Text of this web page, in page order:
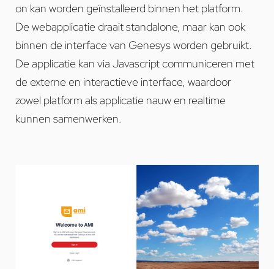
on kan worden geïnstalleerd binnen het platform.
De webapplicatie draait standalone, maar kan ook
binnen de interface van Genesys worden gebruikt.
De applicatie kan via Javascript communiceren met
de externe en interactieve interface, waardoor
zowel platform als applicatie nauw en realtime
kunnen samenwerken.